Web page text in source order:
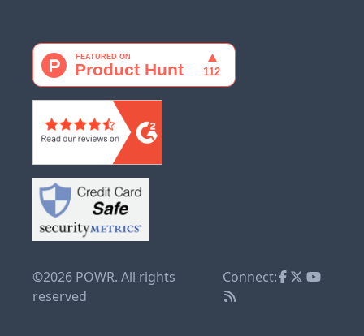
©2026 POWR. All rights
reserved
Connect: